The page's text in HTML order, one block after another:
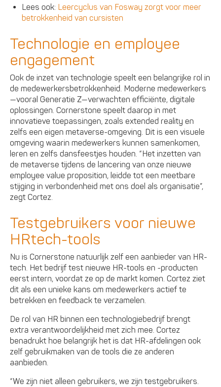
Lees ook: Leercyclus van Fosway zorgt voor meer
betrokkenheid van cursisten
Technologie en employee
engagement
Ook de inzet van technologie speelt een belangrijke rol in
de medewerkersbetrokkenheid. Moderne medewerkers
—vooral Generatie Z—verwachten efficiënte, digitale
oplossingen. Cornerstone speelt daarop in met
innovatieve toepassingen, zoals extended reality en
zelfs een eigen metaverse-omgeving. Dit is een visuele
omgeving waarin medewerkers kunnen samenkomen,
leren en zelfs dansfeestjes houden. “Het inzetten van
de metaverse tijdens de lancering van onze nieuwe
employee value proposition, leidde tot een meetbare
stijging in verbondenheid met ons doel als organisatie”,
zegt Cortez.
Testgebruikers voor nieuwe
HRtech-tools
Nu is Cornerstone natuurlijk zelf een aanbieder van HR-
tech. Het bedrijf test nieuwe HR-tools en -producten
eerst intern, voordat ze op de markt komen. Cortez ziet
dit als een unieke kans om medewerkers actief te
betrekken en feedback te verzamelen.
De rol van HR binnen een technologiebedrijf brengt
extra verantwoordelijkheid met zich mee. Cortez
benadrukt hoe belangrijk het is dat HR-afdelingen ook
zelf gebruikmaken van de tools die ze anderen
aanbieden.
“We zijn niet alleen gebruikers, we zijn testgebruikers.